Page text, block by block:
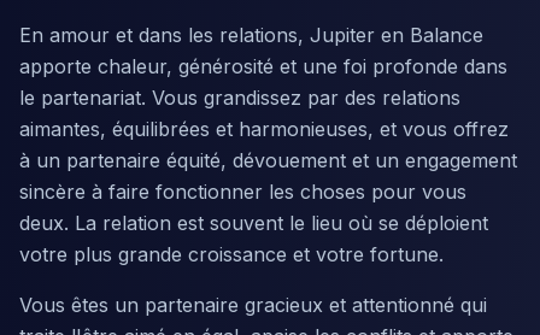
En amour et dans les relations, Jupiter en Balance
apporte chaleur, générosité et une foi profonde dans
le partenariat. Vous grandissez par des relations
aimantes, équilibrées et harmonieuses, et vous offrez
à un partenaire équité, dévouement et un engagement
sincère à faire fonctionner les choses pour vous
deux. La relation est souvent le lieu où se déploient
votre plus grande croissance et votre fortune.
Vous êtes un partenaire gracieux et attentionné qui